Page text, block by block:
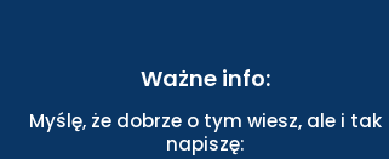
Ważne info:
Myślę, że dobrze o tym wiesz, ale i tak
napiszę: